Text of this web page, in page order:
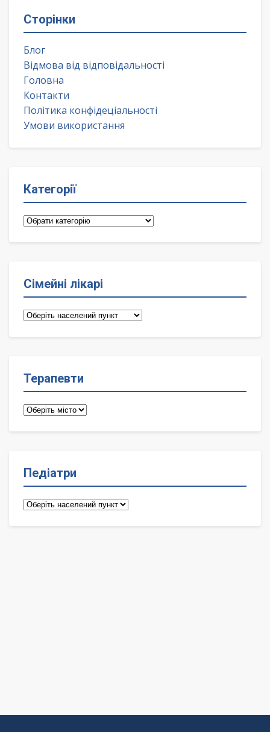
Сторінки
Блог
Відмова від відповідальності
Головна
Контакти
Політика конфідеціальності
Умови використання
Категорії
Категорії
Сімейні лікарі
Сімейні
Терапевти
Терапевти
Педіатри
Педіатри